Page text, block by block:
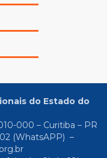
do Estado do
000 – Curitiba – PR
(WhatsAPP) –